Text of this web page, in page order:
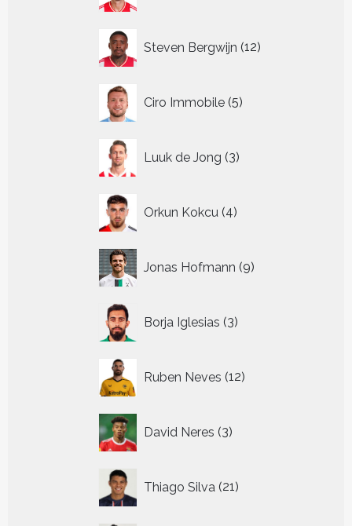
Steven Bergwijn 12
producten
Ciro Immobile 5
producten
Luuk de Jong 3
producten
Orkun Kokcu 4
producten
Jonas Hofmann 9
producten
Borja Iglesias 3
producten
Ruben Neves 12
producten
David Neres 3
producten
Thiago Silva 21
producten